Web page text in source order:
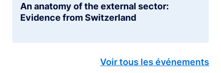
An anatomy of the external sector:
Evidence from Switzerland
Voir tous les événements